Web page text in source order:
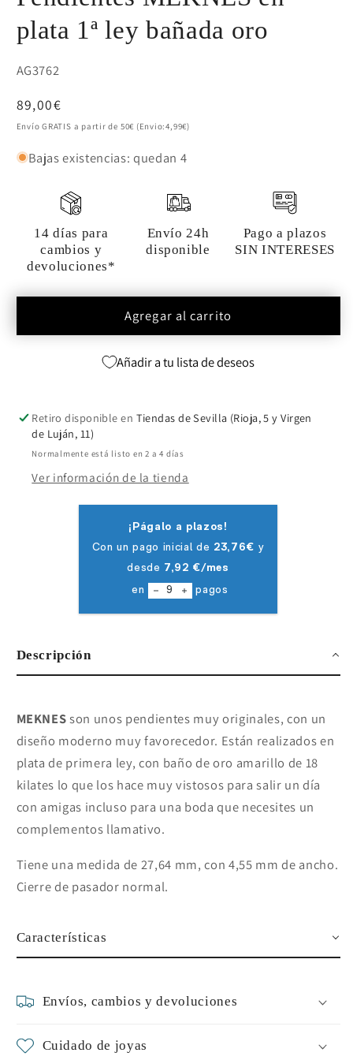
plata 1ª ley bañada oro
SKU:
AG3762
Precio
habitual
89,00€
Envío GRATIS a partir de 50€ (Envio:4,99€)
Bajas existencias: quedan 4
14 días para
cambios y
devoluciones*
Envío 24h
disponible
Pago a plazos
SIN INTERESES
Agregar al carrito
Añadir a tu lista de deseos
Retiro disponible en Tiendas de Sevilla (Rioja, 5 y Virgen
de Luján, 11)
Normalmente está listo en 2 a 4 días
Ver información de la tienda
Descripción
MEKNES son unos pendientes muy originales, con un
diseño moderno muy favorecedor. Están realizados en
plata de primera ley, con baño de oro amarillo de 18
kilates lo que los hace muy vistosos para salir un día
con amigas incluso para una boda que necesites un
complementos llamativo.
Tiene una medida de 27,64 mm, con 4,55 mm de ancho.
Cierre de pasador normal.
Características
Envíos, cambios y devoluciones
Cuidado de joyas